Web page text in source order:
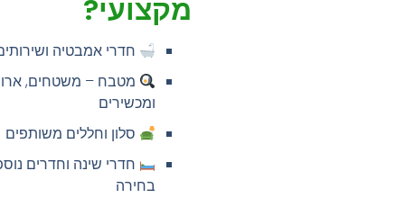
מקצועי?
חדרי אמבטיה
מטבח – משטחים,
ומכשירים
סלון וחללים משותפים
חדרי שינה וחדרים
בחירה